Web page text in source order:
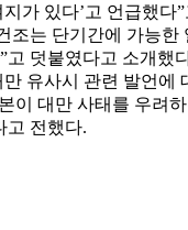
가 있다’고 언급했다
조는 단기간에 가능한
고 덧붙였다고 소개했
유사시 관련 발언에
이 대만 사태를 우려
고 전했다.